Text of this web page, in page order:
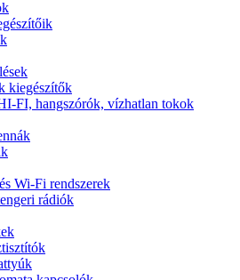
kiegészítők
FI, hangszórók, vízhatlan tokok
Wi-Fi rendszerek
rádiók